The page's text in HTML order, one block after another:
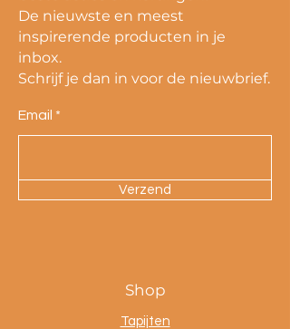
De nieuwste en meest
inspirerende producten in je
inbox.
Schrijf je dan in voor de nieuwbrief.
Email
Verzend
Shop
Tapijten